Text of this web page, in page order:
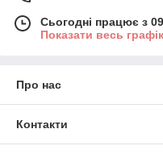
Сьогодні працює з
Показати весь
Про нас
Контакти